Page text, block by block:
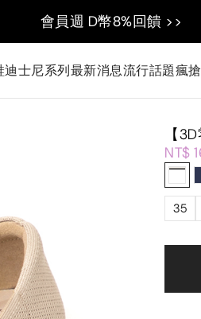
會員週 D幣8%回饋 >>
迪士尼系列最新消息流行話題瘋
【
NT$
35